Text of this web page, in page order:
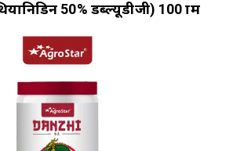
50% डब्ल्यूडीजी) 100 ग्राम